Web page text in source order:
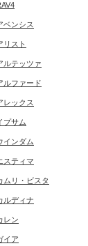
ベンシス
リスト
ルテッツァ
ルファード
レックス
プサム
インダム
スティマ
ムリ・ビスタ
ルディナ
レン
イア